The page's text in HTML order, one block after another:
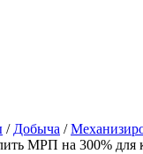
/ Добыча /
МРП на 300%